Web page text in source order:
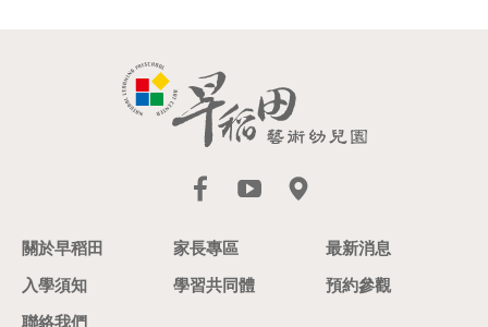
關於早稻田 家長專區
最新消息
入學須知
學習共同體
預約參觀
聯絡我們